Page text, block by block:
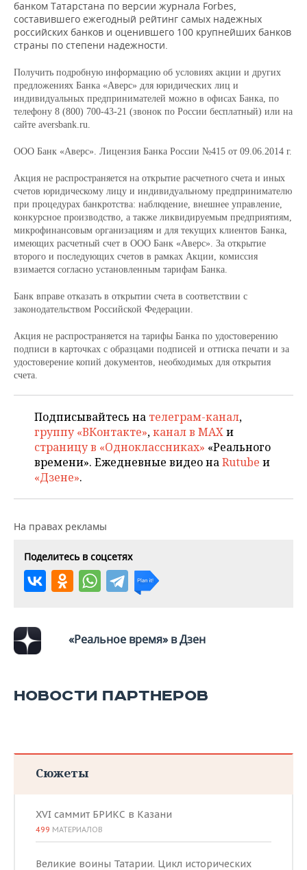
банком Татарстана по версии журнала Forbes,
составившего ежегодный рейтинг самых надежных
российских банков и оценившего 100 крупнейших банков
страны по степени надежности.
Получить подробную информацию об условиях акции и других
предложениях Банка «Аверс» для юридических лиц и
индивидуальных предпринимателей можно в офисах Банка, по
телефону 8 (800) 700-43-21 (звонок по России бесплатный) или на
сайте aversbank.ru.
ООО Банк «Аверс». Лицензия Банка России №415 от 09.06.2014 г.
Акция не распространяется на открытие расчетного счета и иных
счетов юридическому лицу и индивидуальному предпринимателю
при процедурах банкротства: наблюдение, внешнее управление,
конкурсное производство, а также ликвидируемым предприятиям,
микрофинансовым организациям и для текущих клиентов Банка,
имеющих расчетный счет в ООО Банк «Аверс». За открытие
второго и последующих счетов в рамках Акции, комиссия
взимается согласно установленным тарифам Банка.
Банк вправе отказать в открытии счета в соответствии с
законодательством Российской Федерации.
Акция не распространяется на тарифы Банка по удостоверению
подписи в карточках с образцами подписей и оттиска печати и за
удостоверение копий документов, необходимых для открытия
счета.
Подписывайтесь на телеграм-канал,
группу «ВКонтакте»,канал в MAXи
страницу в «Одноклассниках» «Реального
времени». Ежедневные видео наRutube и
«Дзене».
На правах рекламы
Поделитесь в соцсетях
«Реальное время» в Дзен
НОВОСТИ ПАРТНЕРОВ
Сюжеты
XVI саммит БРИКС в Казани
499 МАТЕРИАЛОВ
Великие воины Татарии. Цикл исторических